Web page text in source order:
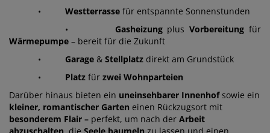
• Westterrasse für entspannte Sonnenstunden
• GasheizungplusVorbereitung für
Wärmepumpe – bereit für die Zukunft
• Garage & Stellplatz direkt am Grundstück
• Platz für zwei Wohnparteien
Darüber hinaus bieten ein uneinsehbarer Innenhofsowie ein
kleiner, romantischer Garten einen Rückzugsort mit
besonderem Flair – perfekt, um nach der Arbeit